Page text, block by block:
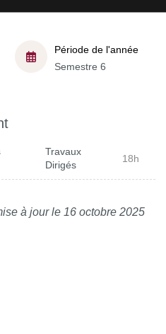
Période de l'année
Semestre 6
Travaux
Dirigés
18h
à jour le 16 octobre 2025